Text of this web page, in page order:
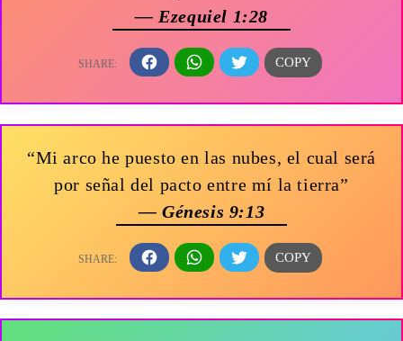
— Ezequiel 1:28
“Mi arco he puesto en las nubes, el cual será
por señal del pacto entre mí la tierra”
— Génesis 9:13